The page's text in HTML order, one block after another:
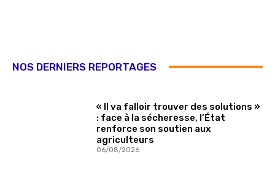
NOS DERNIERS REPORTAGES
« Il va falloir trouver des solutions »
: face à la sécheresse, l’État
renforce son soutien aux
agriculteurs
06/08/2026